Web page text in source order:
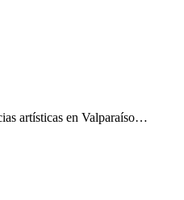
artísticas en Valparaíso…